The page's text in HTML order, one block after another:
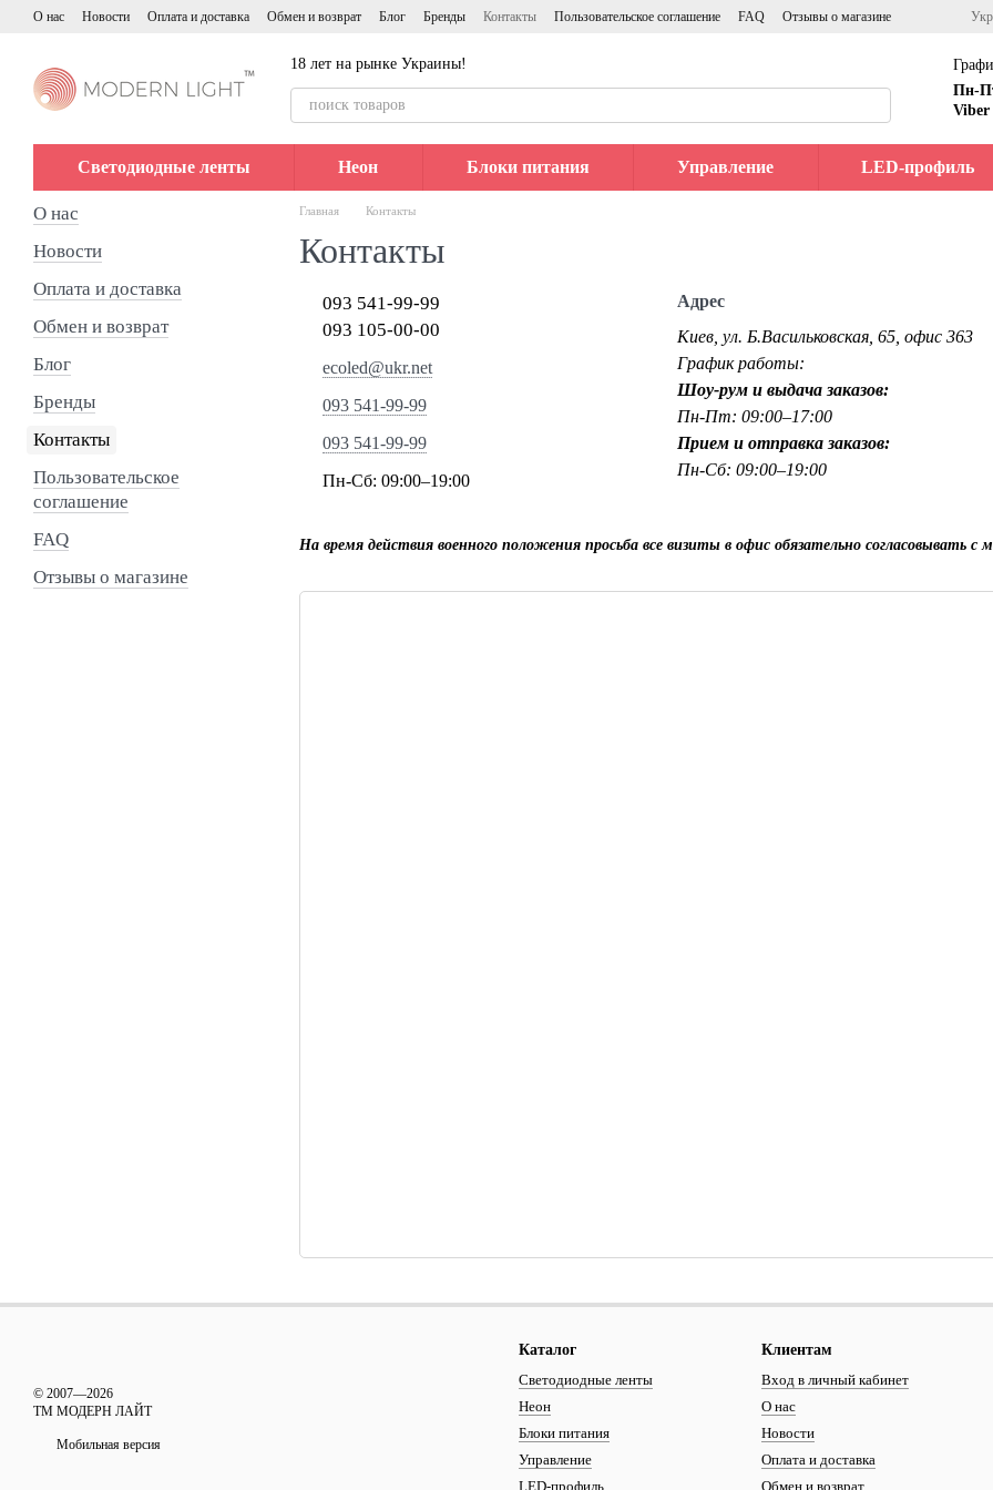
Перейти к основному контенту
О нас Новости Оплата и доставка Обмен и возврат Блог Бренды Контакты Пользовательское соглашение FAQ Отзывы о магазине Укр
18 лет на рынке Украины!
Пн-
Viber
Светодиодные ленты Неон Блоки питания Управление LED-профиль
Главная Контакты
Контакты
093 541-99-99
093 105-00-00
ecoled@ukr.net
093 541-99-99
093 541-99-99
Пн-Сб: 09:00–19:00
Адрес
Киев, ул. Б.Васильковская, 65, офис 363
График работы:
Шоу-рум и выдача заказов:
Пн-Пт: 09:00–17:00
Прием и отправка заказов:
Пн-Сб: 09:00–19:00
На время действия военного положения просьба все визиты в офис обязательно согласовывать с
О нас
Новости
Оплата и доставка
Обмен и возврат
Блог
Бренды
Контакты
Пользовательское
соглашение
FAQ
Отзывы о магазине
© 2007—2026
ТМ МОДЕРН ЛАЙТ
Мобильная версия
Каталог
Светодиодные ленты
Неон
Блоки питания
Управление
LED-профиль
Клиентам
Вход в личный кабинет
О нас
Новости
Оплата и доставка
Обмен и возврат